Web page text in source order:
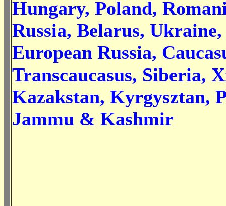
Hungary, Poland,
Russia, Belarus,
European Russia,
Transcaucasus, Siberia,
Kazakstan, Kyrgysztan,
Jammu & Kashmir